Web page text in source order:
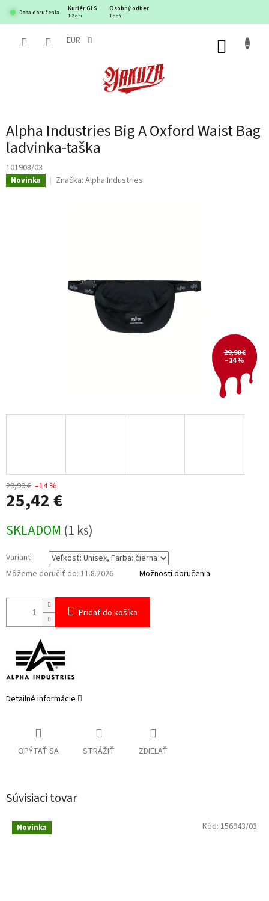
obsah
Doba doručenia
Kuriér GLS Osobný odber
1-2 dni 1 deň
EUR
Alpha Industries Big A Oxford Waist Bag
ľadvinka-taška
101908/03
Novinka Značka: Alpha Industries
29,90 €
–14 %
29,90 € –14 %
25,42 €
cena:
SKLADOM (1 ks)
Variant
Môžeme doručiť do: 11.8.2026 Možnosti doručenia
Pridať do košíka
Detailné informácie
OPÝTAŤ SA STRÁŽIŤ ZDIEĽAŤ
Súvisiaci tovar
Novinka Kód: 156943/03